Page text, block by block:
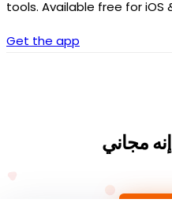
tools. Available free for iOS
Get the app